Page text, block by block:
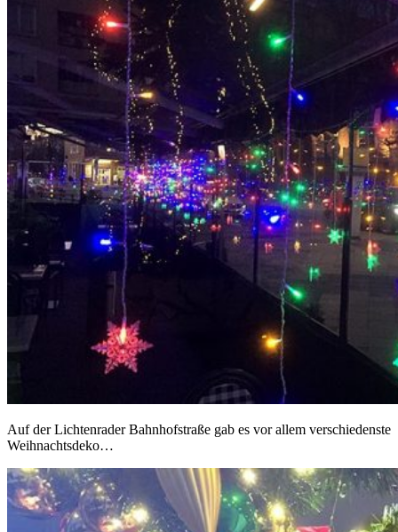
Auf der Lichtenrader Bahnhofstraße gab es vor allem verschiedenste
Weihnachtsdeko…